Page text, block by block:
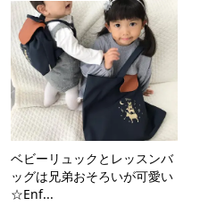
ベビーリュックとレッスンバ
ッグは兄弟おそろいが可愛い
☆Enf...